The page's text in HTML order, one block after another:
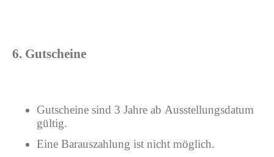
6. Gutscheine
Gutscheine sind 3 Jahre ab Ausstellungsdatum
gültig.
Eine Barauszahlung ist nicht möglich.